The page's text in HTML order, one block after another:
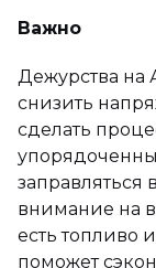
Важно
Дежурства на
снизить
сделать
заправляться
внимание на
есть топливо
поможет